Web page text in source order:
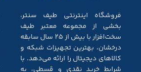
فروشگاه اینترنتی طیف سنتر،
بخشی از مجموعه‌ معتبر طیف
سخت‌افزار با بیش از ۲۵ سال سابقه‌
درخشان، بهترین تجهیزات شبکه و
کالاهای دیجیتال را ارائه می‌دهد. با
شرایط خرید نقدی و قسطی، به